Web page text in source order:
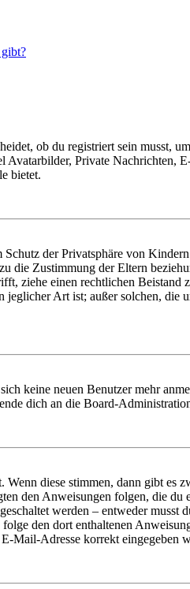
ob du registriert sein musst,
Private Nachrichten,
bietet.
der Privatsphäre von
die Zustimmung der Eltern
ziehe einen rechtlichen
Art ist; außer solchen,
keine neuen Benutzer mehr
dich an die Board-
Wenn diese stimmen, dann gibt es
den Anweisungen folgen, die
werden – entweder musst
den dort enthaltenen
Mail-Adresse korrekt eingegeben